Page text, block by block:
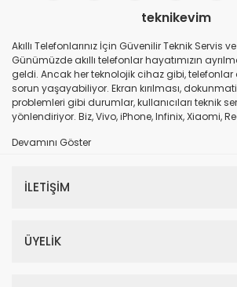
teknikevim
Akıllı Telefonlarınız İçin Güvenilir Teknik Servis ve
Günümüzde akıllı telefonlar hayatımızın
geldi. Ancak her teknolojik cihaz gibi,
sorun yaşayabiliyor. Ekran kırılması,
problemleri gibi durumlar, kullanıcıları teknik
yönlendiriyor. Biz, Vivo, iPhone, Infinix, Xiaomi,
ve ekran satışını güvenilir bir şekilde
ve güvenli ekran değişimi. Infinix: Ekran
Galaxy serisi için orijinal ekran değişimi ve
İLETİŞİM
ÜYELİK